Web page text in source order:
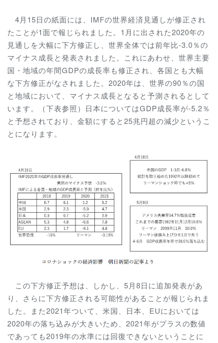
4月15日の紙面には、IMFの世界経済見通しが修正され
たことが1面で報じられました。1月に出された2020年の
見通しを大幅に下方修正し、世界全体では前年比-3.0％の
マイナス成長と発表されました。これにあわせ、世界主要
国・地域の年間GDPの成長率も修正され、各国とも大幅
な下方修正がなされました。2020年は、世界の90％の国
と地域において、マイナス成長となると予測されるとして
います。（下表参照）日本についてはGDP成長率が-5.2％
と予想されており、金額にすると25兆円超の減少というこ
とになります。
この下方修正予想は、しかし、5月8日に追加発表があ
り、さらに下方修正される可能性があることが報じられま
した。また2021年ついて、米国、日本、EUにおいては
2020年の落ち込みが大きいため、2021年がプラスの数値
であっても2019年の水準には回復できないということに